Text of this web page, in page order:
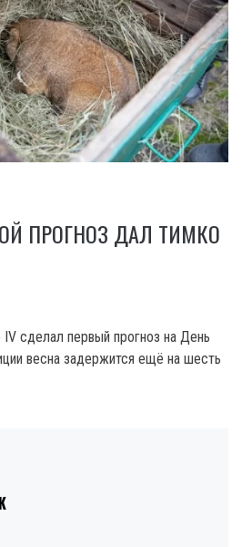
ПРОГНОЗ ДАЛ ТИМКО
сделал первый прогноз на День
весна задержится ещё на шесть